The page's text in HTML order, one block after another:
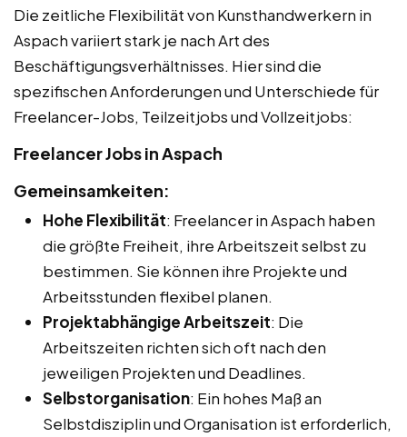
Die zeitliche Flexibilität von Kunsthandwerkern in
Aspach variiert stark je nach Art des
Beschäftigungsverhältnisses. Hier sind die
spezifischen Anforderungen und Unterschiede für
Freelancer-Jobs, Teilzeitjobs und Vollzeitjobs:
Freelancer Jobs in Aspach
Gemeinsamkeiten:
Hohe Flexibilität: Freelancer in Aspach haben
die größte Freiheit, ihre Arbeitszeit selbst zu
bestimmen. Sie können ihre Projekte und
Arbeitsstunden flexibel planen.
Projektabhängige Arbeitszeit: Die
Arbeitszeiten richten sich oft nach den
jeweiligen Projekten und Deadlines.
Selbstorganisation: Ein hohes Maß an
Selbstdisziplin und Organisation ist erforderlich,